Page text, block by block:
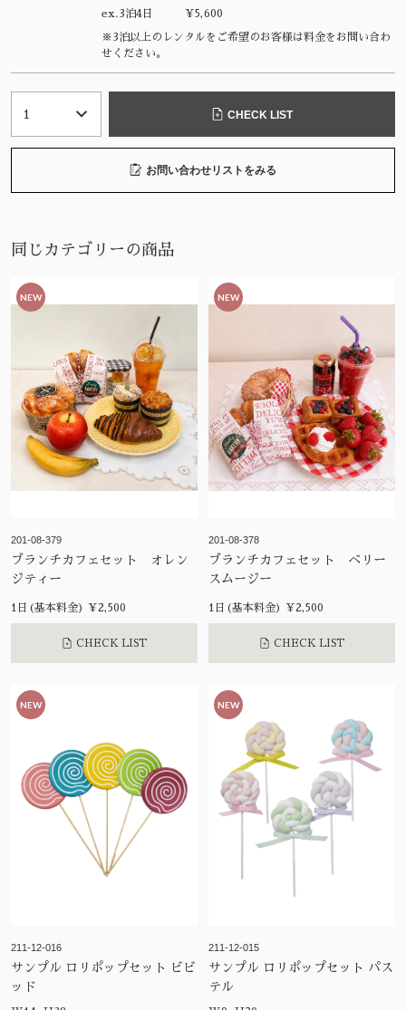
ex.3泊4日 ¥5,600
※3泊以上のレンタルをご希望のお客様は料金をお問い合わ
せください。
CHECK LIST
お問い合わせリストをみる
同じカテゴリーの商品
NEW
201-08-379
ブランチカフェセット オレン
ジティー
1日(基本料金) ¥2,500
CHECK LIST
NEW
201-08-378
ブランチカフェセット ベリー
スムージー
1日(基本料金) ¥2,500
CHECK LIST
NEW
211-12-016
サンプル ロリポップセット ビビ
ッド
NEW
211-12-015
サンプル ロリポップセット パス
テル